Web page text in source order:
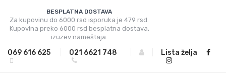
BESPLATNA DOSTAVA
Za kupovinu do 6000 rsd isporuka je 479 rsd.
Kupovina preko 6000 rsd besplatna dostava,
izuzev nameštaja.
069 616 625 021 6621 748 Lista želja